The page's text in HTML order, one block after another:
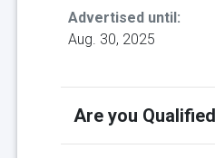
Advertised until:
Aug. 30, 2025
Are you